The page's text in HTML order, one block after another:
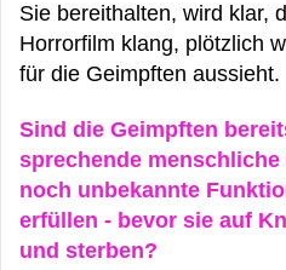
Sie bereithalten, wird klar,
Horrorfilm klang, plötzlich
für die Geimpften aussieht.
Sind die Geimpften
sprechende
noch unbekannte
erfüllen - bevor sie auf
und sterben?